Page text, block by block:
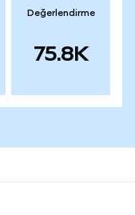
Değerlendirme
75.8K